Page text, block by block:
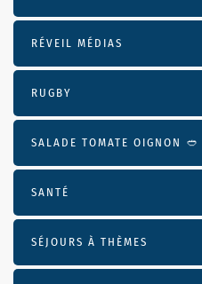
RÉVEIL MÉDIAS
RUGBY
SALADE TOMATE OIGNON 🥙
SANTÉ
SÉJOURS À THÈMES